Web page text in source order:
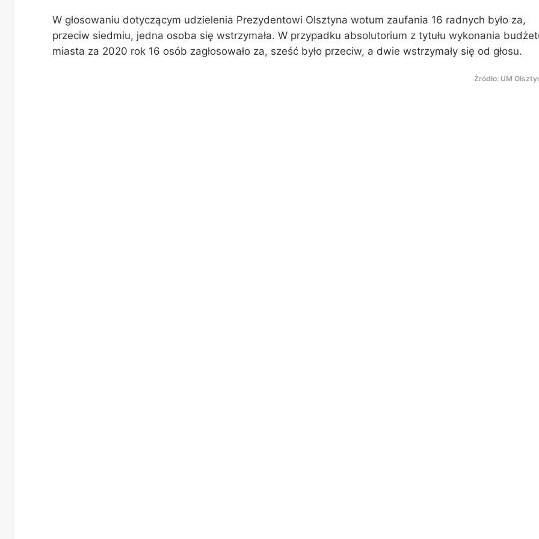
W głosowaniu dotyczącym udzielenia Prezydentowi Olsztyna wotum zaufania 16 radnych było za,
przeciw siedmiu, jedna osoba się wstrzymała. W przypadku absolutorium z tytułu wykonania
miasta za 2020 rok 16 osób zagłosowało za, sześć było przeciw, a dwie wstrzymały się od głosu.
Źródło: UM